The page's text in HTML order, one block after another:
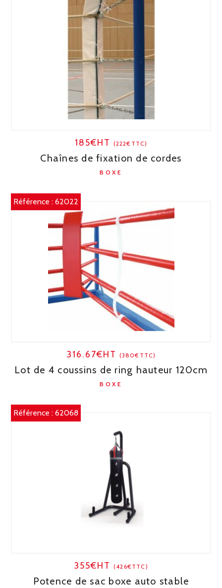
185€HT (222€TTC)
Chaînes de fixation de cordes
BOXE
Référence :62022
316.67€HT (380€TTC)
Lot de 4 coussins de ring hauteur 120cm
BOXE
Référence :62068
355€HT(426€TTC)
Potence de sac boxe auto stable